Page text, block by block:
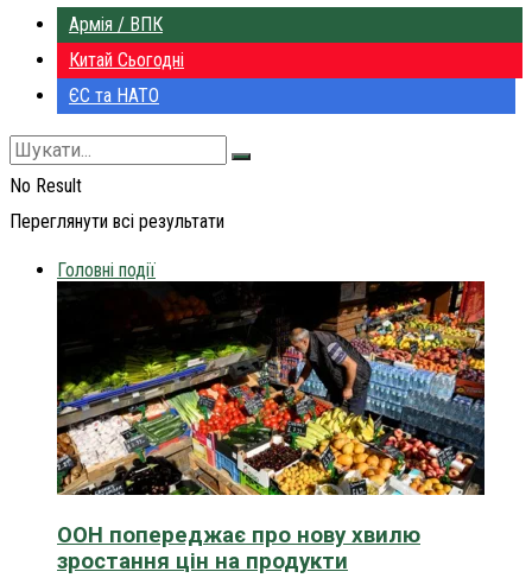
Армія / ВПК
Китай Сьогодні
ЄС та НАТО
No Result
Переглянути всі результати
Головні події
ООН попереджає про нову хвилю
зростання цін на продукти